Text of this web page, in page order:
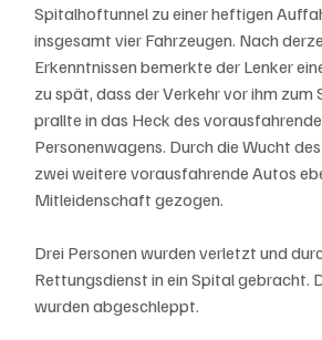
Spitalhoftunnel zu einer heftigen
insgesamt vier Fahrzeugen. Nach
Erkenntnissen bemerkte der Lenker
zu spät, dass der Verkehr vor ihm zum
prallte in das Heck des
Personenwagens. Durch die Wucht
zwei weitere vorausfahrende Autos
Mitleidenschaft gezogen.
Drei Personen wurden verletzt und
Rettungsdienst in ein Spital gebracht.
wurden abgeschleppt.